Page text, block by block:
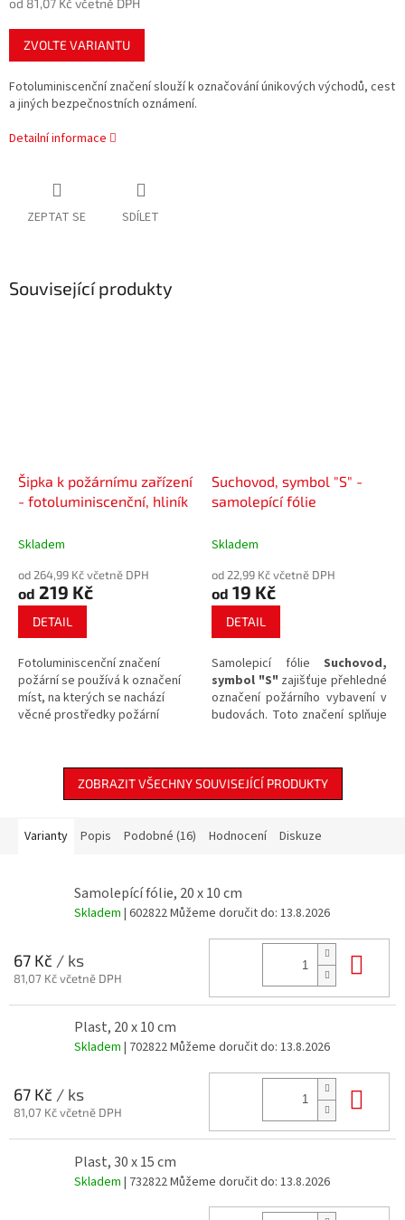
od 81,07 Kč včetně DPH
Měrná
cena:
ZVOLTE VARIANTU
Fotoluminiscenční značení slouží k označování únikových východů, cest
a jiných bezpečnostních oznámení.
Detailní informace
ZEPTAT SE SDÍLET
Související produkty
Šipka k požárnímu zařízení
- fotoluminiscenční, hliník
Skladem
od 264,99 Kč včetně DPH
od 219 Kč
DETAIL
Fotoluminiscenční značení
požární se používá k označení
míst, na kterých se nachází
věcné prostředky požární
Suchovod, symbol "S" -
samolepící fólie
Skladem
od 22,99 Kč včetně DPH
od 19 Kč
DETAIL
Samolepicí fólie Suchovod,
symbol "S" zajišťuje přehledné
označení požárního vybavení v
budovách. Toto značení splňuje
událostech.
ZOBRAZIT VŠECHNY SOUVISEJÍCÍ PRODUKTY
Varianty Popis Podobné (16) Hodnocení Diskuze
Samolepící fólie, 20 x 10 cm
Skladem | 602822Můžeme doručit do: 13.8.2026
67 Kč / ks
81,07 Kč včetně DPH
Plast, 20 x 10 cm
Skladem | 702822Můžeme doručit do: 13.8.2026
67 Kč / ks
81,07 Kč včetně DPH
Plast, 30 x 15 cm
Skladem | 732822Můžeme doručit do: 13.8.2026